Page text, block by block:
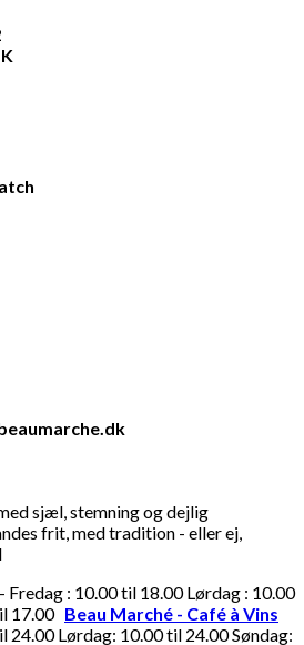
sjæl, stemning og dejlig
frit, med tradition - eller ej,
Fredag : 10.00 til 18.00 Lørdag : 10.00
17.00 Beau Marché - Café à Vins
24.00 Lørdag: 10.00 til 24.00 Søndag: